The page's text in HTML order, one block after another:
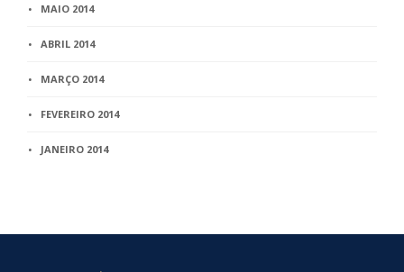
MAIO 2014
ABRIL 2014
MARÇO 2014
FEVEREIRO 2014
JANEIRO 2014